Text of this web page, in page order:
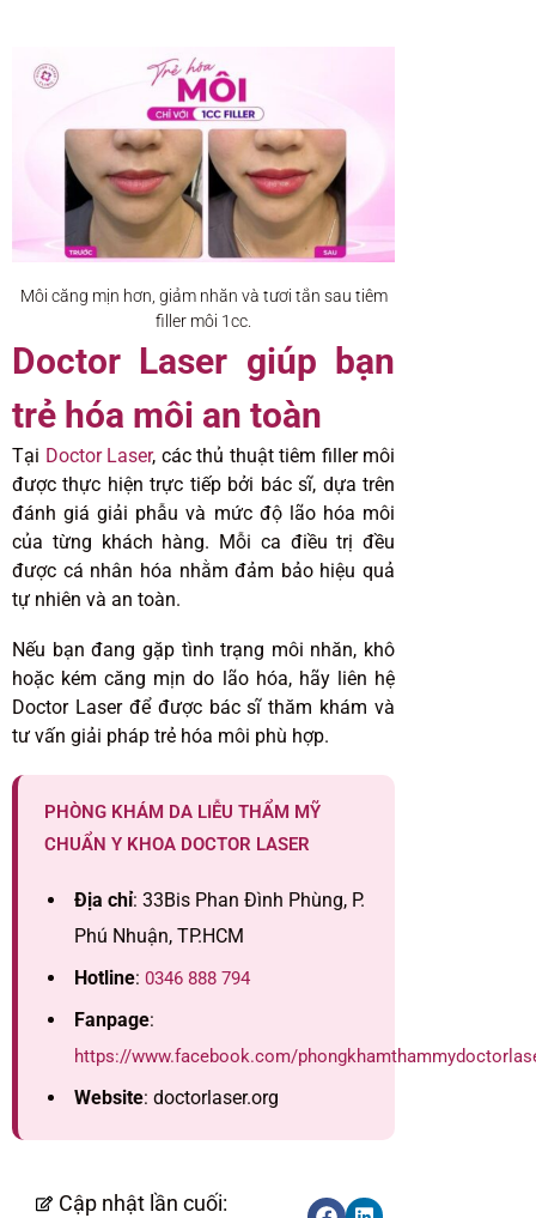
Môi căng mịn hơn, giảm nhăn và tươi tắn sau tiêm
filler môi 1cc.
Doctor Laser giúp bạn
trẻ hóa môi an toàn
Tại Doctor Laser, các thủ thuật tiêm filler môi
được thực hiện trực tiếp bởi bác sĩ, dựa trên
đánh giá giải phẫu và mức độ lão hóa môi
của từng khách hàng. Mỗi ca điều trị đều
được cá nhân hóa nhằm đảm bảo hiệu quả
tự nhiên và an toàn.
Nếu bạn đang gặp tình trạng môi nhăn, khô
hoặc kém căng mịn do lão hóa, hãy liên hệ
Doctor Laser để được bác sĩ thăm khám và
tư vấn giải pháp trẻ hóa môi phù hợp.
PHÒNG KHÁM DA LIỄU THẨM MỸ
CHUẨN Y KHOA DOCTOR LASER
Địa chỉ: 33Bis Phan Đình Phùng, P.
Phú Nhuận, TP.HCM
Hotline: 0346 888 794
Fanpage:
https://www.facebook.com/
Website: doctorlaser.org
Cập nhật lần cuối: